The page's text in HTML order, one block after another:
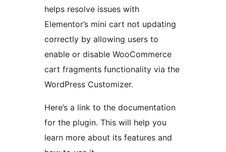
helps resolve issues with
Elementor’s mini cart not updating
correctly by allowing users to
enable or disable WooCommerce
cart fragments functionality via the
WordPress Customizer.
Here’s a link to the documentation
for the plugin. This will help you
learn more about its features and